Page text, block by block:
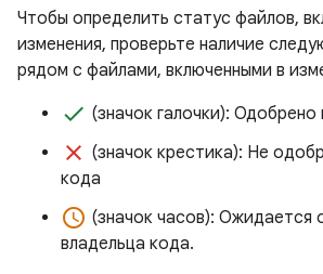
Чтобы определить статус файлов,
изменения, проверьте наличие
рядом с файлами, включенными в
done (значок галочки):
clear (значок крестика): Не
кода
access_time (значок часов): Ожидается
владельца кода.